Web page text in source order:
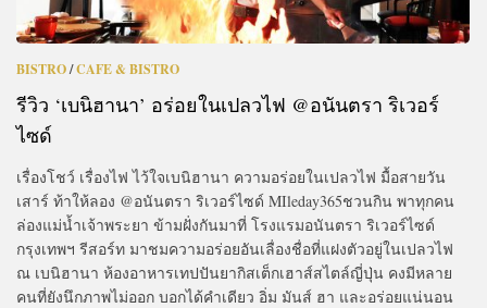
BISTRO/CAFE & BISTRO
รีวิว ‘เบนิฮานา’ อร่อยในเปลวไฟ @อนันตรา ริเวอร์
ไซด์
เรื่องโชว์ เรื่องไฟ ไว้ใจเบนิฮานา ความอร่อยในเปลวไฟ มื้อสายวัน
เสาร์ ท้าให้ลอง @อนันตรา ริเวอร์ไซด์ MIleday365ชวนกิน พาทุกคน
ล่องแม่น้ำเจ้าพระยา ข้ามฝั่งกันมาที่ โรงแรมอนันตรา ริเวอร์ไซด์
กรุงเทพฯ รีสอร์ท มาชมความอร่อยอันเลื่องชื่อที่แฝงตัวอยู่ในเปลวไฟ
ณ เบนิฮานา ห้องอาหารเทปปันยากิสเต็กเฮาส์สไตล์ญี่ปุ่น คงมีหลาย
คนที่ยังนึกภาพไม่ออก บอกได้คำเดียว อิ่ม มันส์ ฮา และอร่อยแน่นอน